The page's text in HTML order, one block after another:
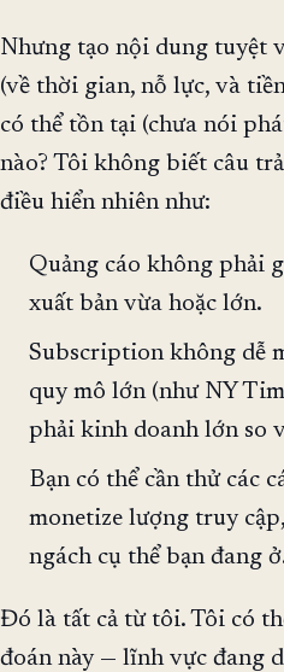
Nhưng tạo nội dung tuyệt
(về thời gian, nỗ lực, và
có thể tồn tại (chưa nói
nào? Tôi không biết câu
điều hiển nhiên như:
Quảng cáo không phải
xuất bản vừa hoặc lớn.
Subscription không dễ
quy mô lớn (như NY
phải kinh doanh lớn so
Bạn có thể cần thử các
monetize lượng truy
ngách cụ thể bạn đang
Đó là tất cả từ tôi. Tôi có
đoán này — lĩnh vực đang